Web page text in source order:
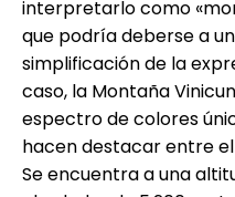
interpretarlo como
que podría deberse a
simplificación de la
caso, la Montaña
espectro de colores
hacen destacar entre el
Se encuentra a una